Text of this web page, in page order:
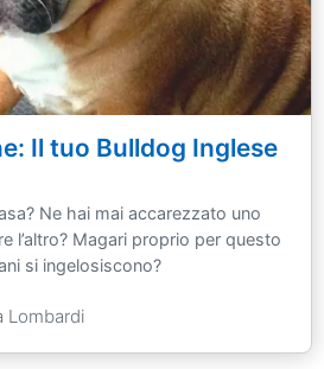
Il tuo Bulldog Inglese
Ne hai mai accarezzato uno
l’altro? Magari proprio per questo
si ingelosiscono?
Lombardi